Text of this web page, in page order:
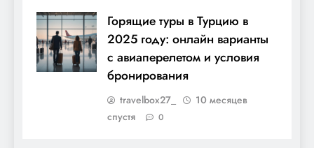
Горящие туры в Турцию в
2025 году: онлайн варианты
с авиаперелетом и условия
бронирования
travelbox27_
10 месяцев
спустя
0